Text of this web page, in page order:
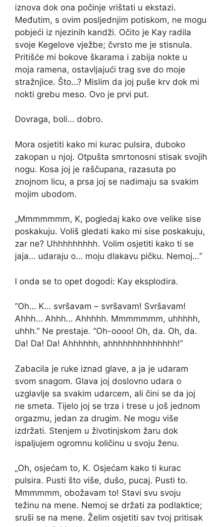
iznova dok ona počinje vrištati u ekstazi.
Međutim, s ovim posljednjim potiskom, ne mogu
pobjeći iz njezinih kandži. Očito je Kay radila
svoje Kegelove vježbe; čvrsto me je stisnula.
Pritišće mi bokove škarama i zabija nokte u
moja ramena, ostavljajući trag sve do moje
stražnjice. Što…? Mislim da joj puše krv dok mi
nokti grebu meso. Ovo je prvi put.
Dovraga, boli… dobro.
Mora osjetiti kako mi kurac pulsira, duboko
zakopan u njoj. Otpušta smrtonosni stisak svojih
nogu. Kosa joj je raščupana, razasuta po
znojnom licu, a prsa joj se nadimaju sa svakim
mojim ubodom.
„Mmmmmmm, K, pogledaj kako ove velike sise
poskakuju. Voliš gledati kako mi sise poskakuju,
zar ne? Uhhhhhhhhh. Volim osjetiti kako ti se
jaja… udaraju o… moju dlakavu pičku. Nemoj…“
I onda se to opet dogodi: Kay eksplodira.
“Oh… K… svršavam – svršavam! Svršavam!
Ahhh… Ahhh… Ahhhhh. Mmmmmmm, uhhhhh,
uhhh.” Ne prestaje. “Oh-oooo! Oh, da. Oh, da.
Da! Da! Da! Ahhhhhh, ahhhhhhhhhhhhhh!”
Zabacila je ruke iznad glave, a ja je udaram
svom snagom. Glava joj doslovno udara o
uzglavlje sa svakim udarcem, ali čini se da joj
ne smeta. Tijelo joj se trza i trese u još jednom
orgazmu, jedan za drugim. Ne mogu više
izdržati. Stenjem u životinjskom žaru dok
ispaljujem ogromnu količinu u svoju ženu.
„Oh, osjećam to, K. Osjećam kako ti kurac
pulsira. Pusti što više, dušo, pucaj. Pusti to.
Mmmmmm, obožavam to! Stavi svu svoju
težinu na mene. Nemoj se držati za podlaktice;
sruši se na mene. Želim osjetiti sav tvoj pritisak